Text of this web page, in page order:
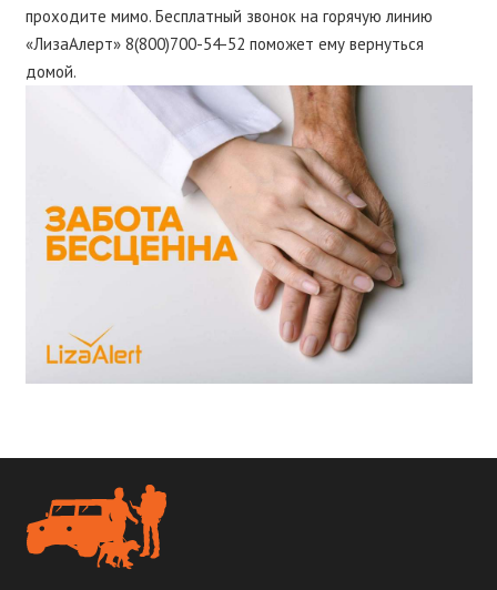
проходите мимо. Бесплатный звонок на горячую линию
«ЛизаАлерт» 8(800)700-54-52 поможет ему вернуться
домой.